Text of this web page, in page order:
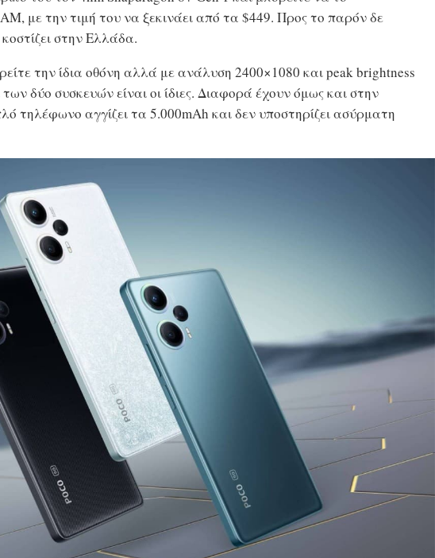
με την τιμή του να ξεκινάει από τα $449. Προς το παρόν δε
στην Ελλάδα.
την ίδια οθόνη αλλά με ανάλυση 2400×1080 και peak brightness
δύο συσκευών είναι οι ίδιες. Διαφορά έχουν όμως και στην
τηλέφωνο αγγίζει τα 5.000mAh και δεν υποστηρίζει ασύρματη